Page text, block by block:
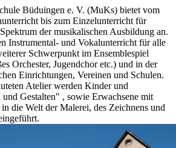
Büduingen e. V. (MuKs) bietet vom
bis zum Einzelunterricht für
der musikalischen Ausbildung an.
Instrumental- und Vokalunterricht für alle
Schwerpunkt im Ensemblespiel
Orchester, Jugendchor etc.) und in der
Einrichtungen, Vereinen und Schulen.
Atelier werden Kinder und
Gestalten" , sowie Erwachsene mit
die Welt der Malerei, des Zeichnens und